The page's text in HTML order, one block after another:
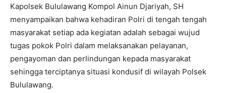
Kapolsek Bululawang Kompol Ainun Djariyah, SH
menyampaikan bahwa kehadiran Polri di tengah tengah
masyarakat setiap ada kegiatan adalah sebagai wujud
tugas pokok Polri dalam melaksanakan pelayanan,
pengayoman dan perlindungan kepada masyarakat
sehingga terciptanya situasi kondusif di wilayah Polsek
Bululawang.